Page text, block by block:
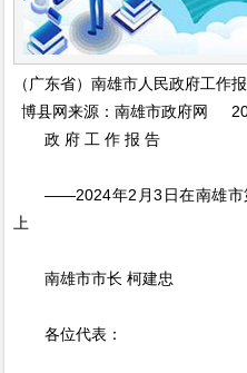
（广东省）南雄市人民政府工作
博县网来源：南雄市政府网
政 府 工 作 报 告
——2024年2月3日在南雄市
上
南雄市市长 柯建忠
各位代表：